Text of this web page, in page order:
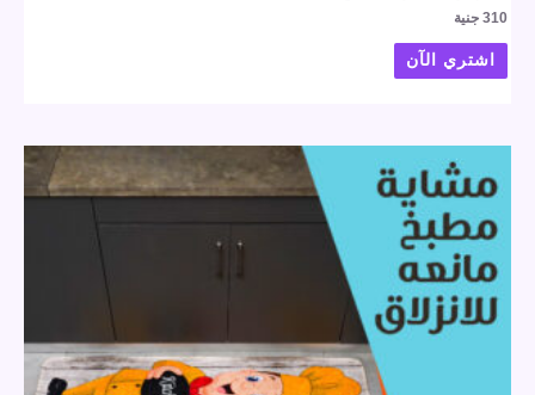
310 جنية
اشتري الآن